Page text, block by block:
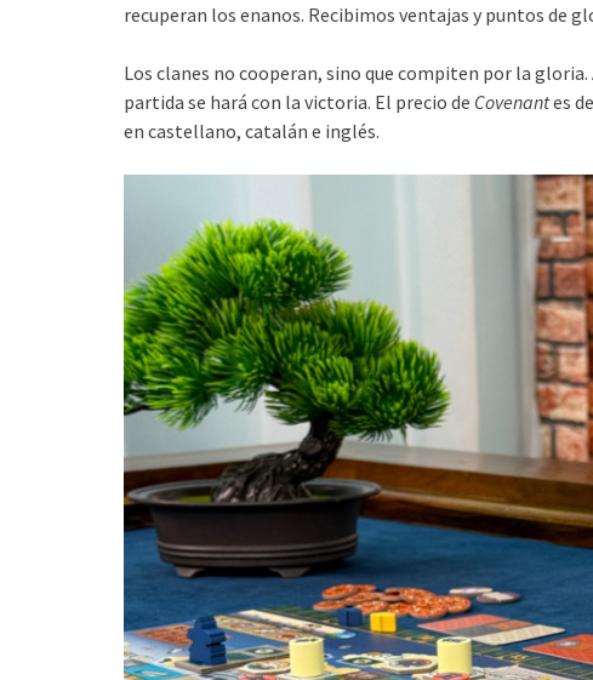
recuperan los enanos. Recibimos ventajas y puntos de
Los clanes no cooperan, sino que compiten por la
partida se hará con la victoria. El precio de Covenantes
en castellano, catalán e inglés.